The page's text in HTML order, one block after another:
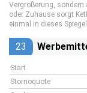
Vergrößerung, sondern
oder Zuhause sorgt
einmal in dieses
23
Start
Stornoquote